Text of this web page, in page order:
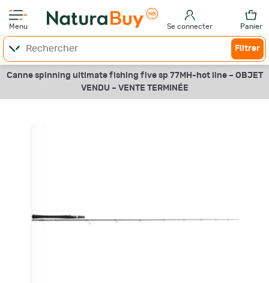
Menu Se connecter Panier
Filtrer
Canne spinning ultimate fishing five sp 77MH-hot line – OBJET
VENDU – VENTE TERMINÉE